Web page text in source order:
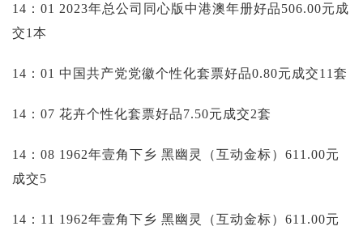
14：01 2023年总公司同心版中港澳年册好品506.00元成
交1本
14：01 中国共产党党徽个性化套票好品0.80元成交11套
14：07 花卉个性化套票好品7.50元成交2套
14：08 1962年壹角下乡 黑幽灵（互动金标）611.00元
成交5
14：11 1962年壹角下乡 黑幽灵（互动金标）611.00元